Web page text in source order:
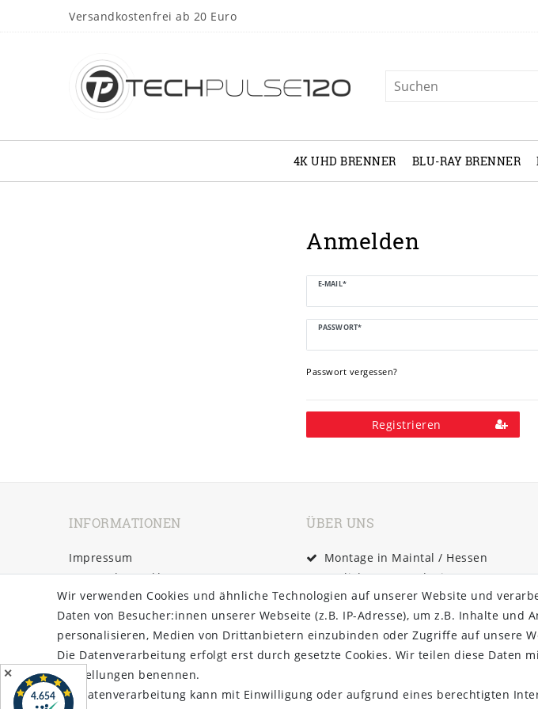
Versandkostenfrei ab 20 Euro
4K UHD BRENNER BLU-RAY BRENNER
Anmelden
E-MAIL*
PASSWORT*
Passwort vergessen?
Registrieren
INFORMATIONEN
Impressum
Daten­schutz­erklärung
AGB
Barrierefreiheitserklärung
Widerrufs­recht
Kontakt
Vertrag widerrufen
ÜBER UNS
Montage in Maintal / Hessen
Täglicher Versand mit DHL
Versandkostenfrei ab 20€
Same-Day Versand bei
Zahlungseingang bis 13:00 Uhr
Wir verwenden Cookies und ähnliche Technologien auf unserer Website und
Daten von Besucher:innen unserer Webseite (z.B. IP-Adresse), um z.B. Inhalte und
personalisieren, Medien von Drittanbietern einzubinden oder Zugriffe auf unsere
Die Datenverarbeitung erfolgt erst durch gesetzte Cookies. Wir teilen diese Daten
Einstellungen benennen.
Die Datenverarbeitung kann mit Einwilligung oder aufgrund eines berechtigten
✕